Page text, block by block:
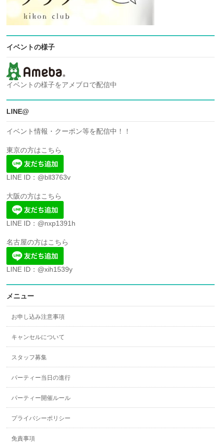
イベントの様子
イベントの様子をアメブロで配信中
LINE@
イベント情報・クーポン等を配信中！！
東京の方はこちら
LINE ID：@bll3763v
大阪の方はこちら
LINE ID：@nxp1391h
名古屋の方はこちら
LINE ID：@xih1539y
メニュー
お申し込み注意事項
キャンセルについて
スタッフ募集
パーティー当日の進行
パーティー開催ルール
プライバシーポリシー
免責事項